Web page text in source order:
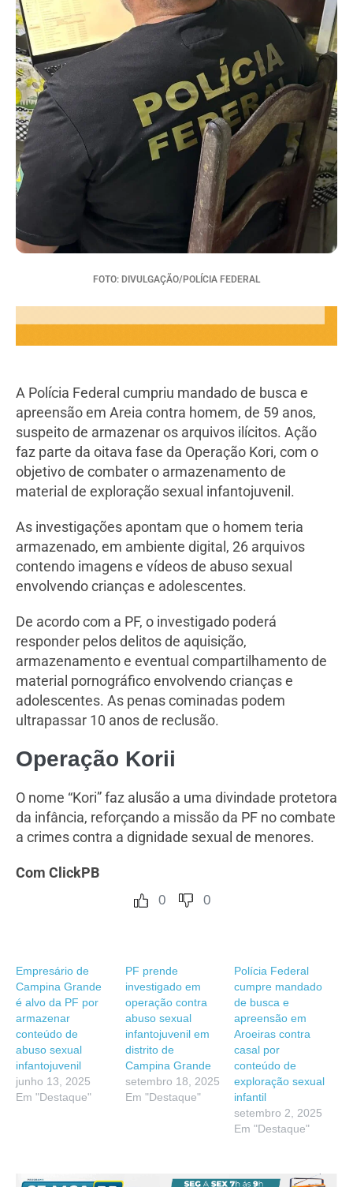
FOTO: DIVULGAÇÃO/POLÍCIA FEDERAL
A Polícia Federal cumpriu mandado de busca e
apreensão em Areia contra homem, de 59 anos,
suspeito de armazenar os arquivos ilícitos. Ação
faz parte da oitava fase da Operação Kori, com o
objetivo de combater o armazenamento de
material de exploração sexual infantojuvenil.
As investigações apontam que o homem teria
armazenado, em ambiente digital, 26 arquivos
contendo imagens e vídeos de abuso sexual
envolvendo crianças e adolescentes.
De acordo com a PF, o investigado poderá
responder pelos delitos de aquisição,
armazenamento e eventual compartilhamento de
material pornográfico envolvendo crianças e
adolescentes. As penas cominadas podem
ultrapassar 10 anos de reclusão.
Operação Korii
O nome “Kori” faz alusão a uma divindade protetora
da infância, reforçando a missão da PF no combate
a crimes contra a dignidade sexual de menores.
Com ClickPB
0 0
Empresário de
Campina Grande
é alvo da PF por
armazenar
conteúdo de
abuso sexual
infantojuvenil
junho 13, 2025
Em "Destaque"
PF prende
investigado em
operação contra
abuso sexual
infantojuvenil em
distrito de
Campina Grande
setembro 18, 2025
Em "Destaque"
Polícia Federal
cumpre mandado
de busca e
apreensão em
Aroeiras contra
casal por
conteúdo de
exploração sexual
infantil
setembro 2, 2025
Em "Destaque"